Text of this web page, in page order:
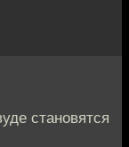
становятся